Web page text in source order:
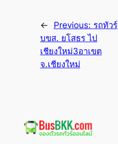
← Previous: รถทัวร์
บขส. ยโสธร ไป
เชียงใหม่3อาเขต
จ.เชียงใหม่